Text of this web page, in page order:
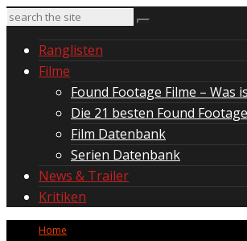
Ranglisten
Filme
Found Footage Filme – Was
Die 21 besten Found
Film Datenbank
Serien Datenbank
News & Trailer
Kritiken
Home